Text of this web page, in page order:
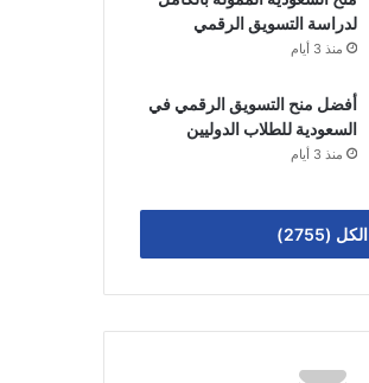
لدراسة التسويق الرقمي
منذ 3 أيام
أفضل منح التسويق الرقمي في
السعودية للطلاب الدوليين
منذ 3 أيام
الكل (2755)